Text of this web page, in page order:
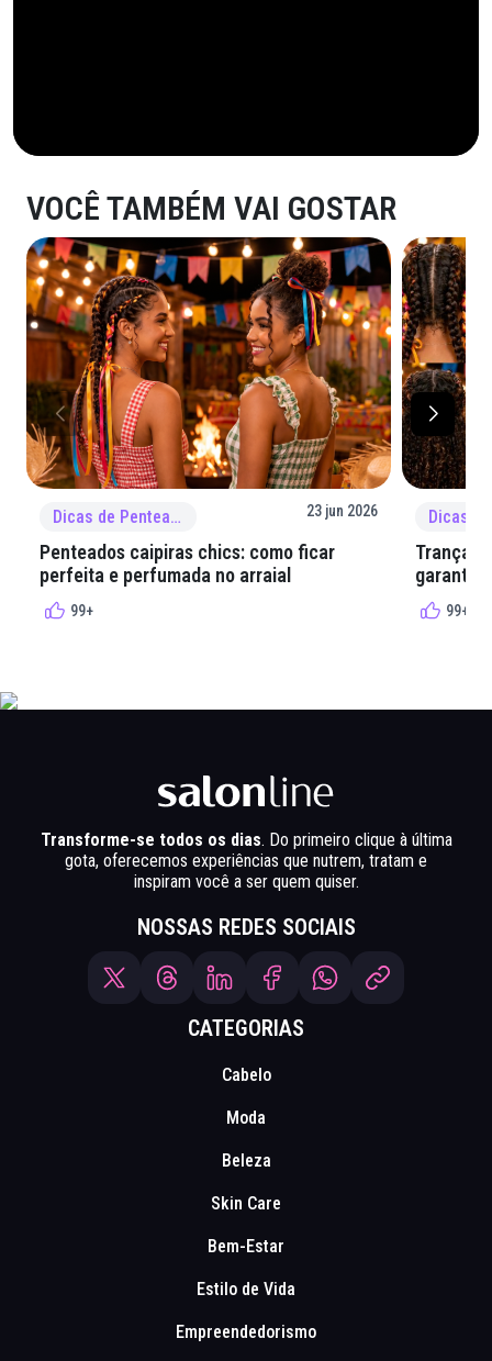
VOCÊ TAMBÉM VAI GOSTAR
Dicas de Penteado 23 jun 2026
Penteados caipiras chics: como ficar
perfeita e perfumada no arraial
99+
Tranças
garantir
99+
Transforme-se todos os dias. Do primeiro clique à última
gota, oferecemos experiências que nutrem, tratam e
inspiram você a ser quem quiser.
NOSSAS REDES SOCIAIS
CATEGORIAS
Cabelo
Moda
Beleza
Skin Care
Bem-Estar
Estilo de Vida
Empreendedorismo